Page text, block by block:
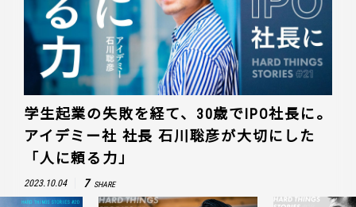
学生起業の失敗を経て、30歳でIPO社長に。
アイデミー社 社長 石川聡彦が大切にした
「人に頼る力」
2023.10.04 7 SHARE